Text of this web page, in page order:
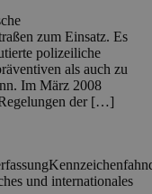
zum Einsatz. Es
polizeiliche
als auch zu
Im März 2008
der […]
und internationales